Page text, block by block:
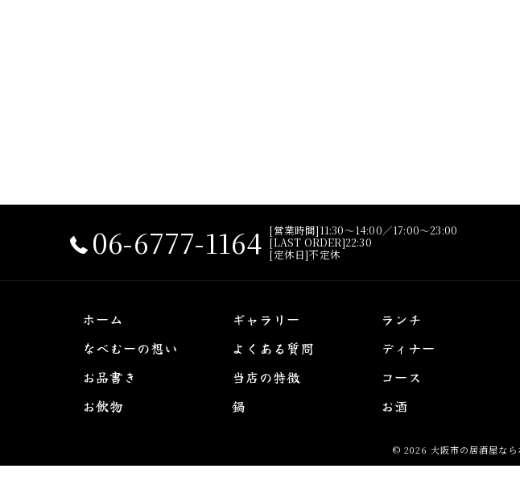
06-6777-1164 [営業時間]11:30～14:00／17:00～23:00
[LAST ORDER]22:30
[定休日]不定休
ホーム
なべむーの想い
お品書き
お飲物
ギャラリー
よくある質問
当店の特徴
鍋
ランチ
ディナー
コース
お酒
© 2026 大阪市の居酒屋な